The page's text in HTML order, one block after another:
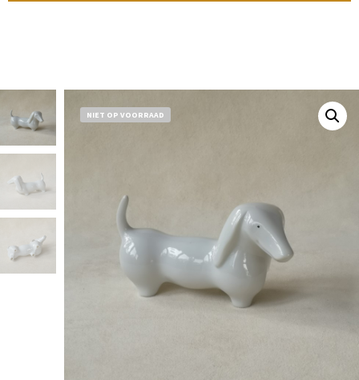
NIET OP VOORRAAD